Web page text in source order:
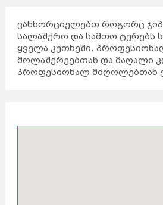
ვანხორციელებთ როგორც
სალაშქრო და სამთო ტურებს
ყველა კუთხეში.
მოლაშქრეებთან და მაღალი
პროფესიონალ მძღოლებთან